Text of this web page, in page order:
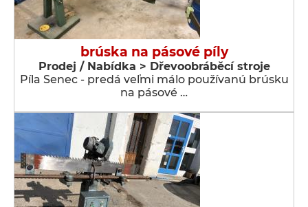
brúska na pásové píly
Prodej / Nabídka > Dřevoobráběcí stroje
Píla Senec - predá veľmi málo používanú brúsku
na pásové …